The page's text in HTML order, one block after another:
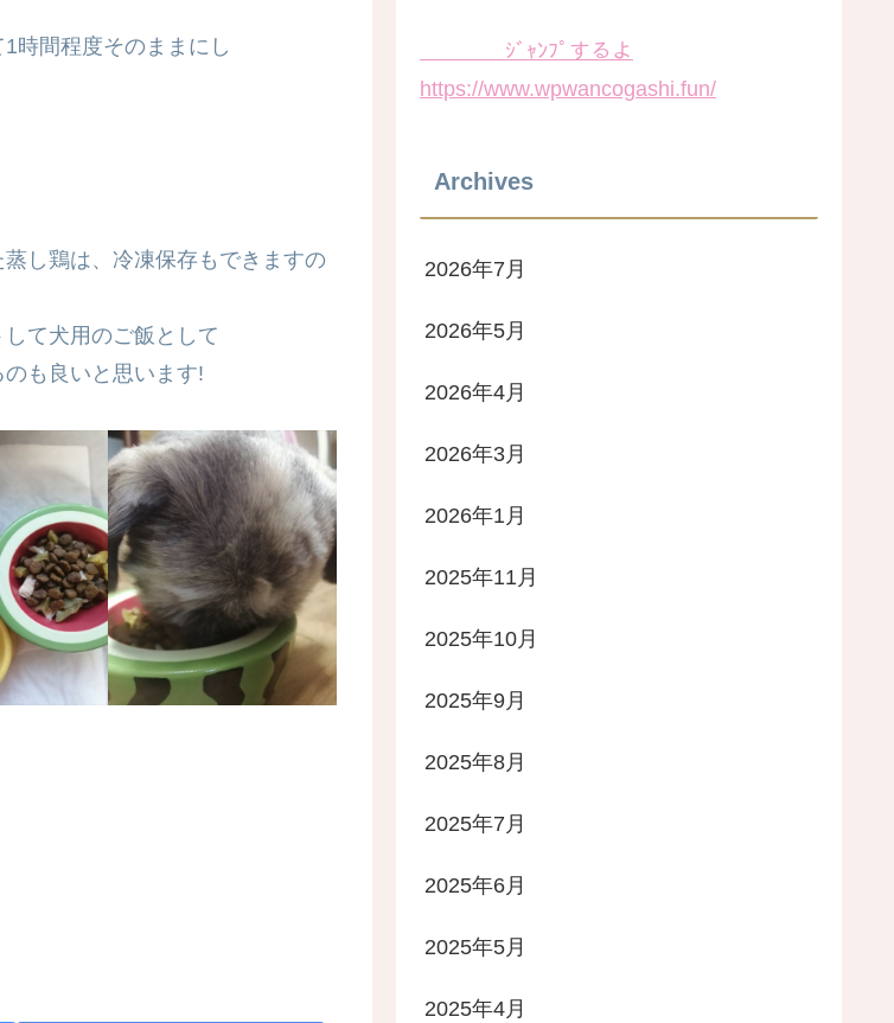
時間程度そのままにし
し鶏は、冷凍保存もできますの
て犬用のご飯として
のも良いと思います!
ｼﾞｬﾝﾌﾟするよ
https://www.wpwancogashi.fun/
Archives
2026年7月
2026年5月
2026年4月
2026年3月
2026年1月
2025年11月
2025年10月
2025年9月
2025年8月
2025年7月
2025年6月
2025年5月
2025年4月